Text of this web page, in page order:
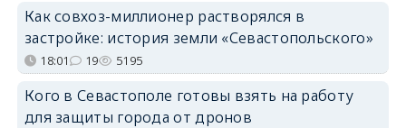
Как совхоз-миллионер растворялся в
застройке: история земли «Севастопольского»
18:01 19 5195
Кого в Севастополе готовы взять на работу
для защиты города от дронов